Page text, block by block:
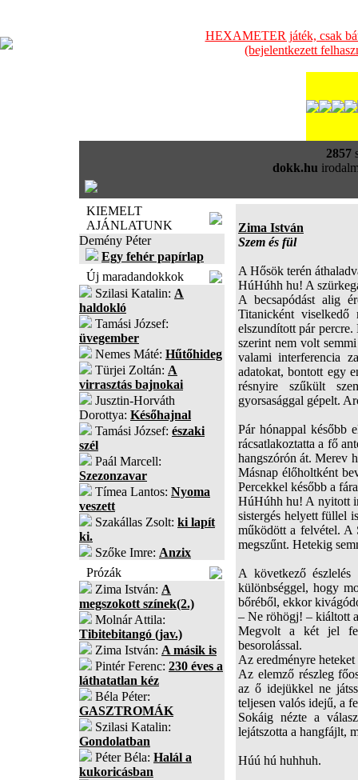
HEXAMETER játék, csak
(bejelentkezett
2857
dokk.hu
KIEMELT
AJÁNLATUNK
Demény Péter
Egy fehér papírlap
Új maradandokkok
Szilasi Katalin: A
haldokló
Tamási József:
üvegember
Nemes Máté: Hűtőhideg
Türjei Zoltán: A
virrasztás bajnokai
Jusztin-Horváth
Dorottya: Későhajnal
Tamási József: északi
szél
Paál Marcell:
Szezonzavar
Tímea Lantos: Nyoma
veszett
Szakállas Zsolt: ki lapít
ki.
Szőke Imre: Anzix
Prózák
Zima István: A
megszokott színek(2.)
Molnár Attila:
Tibitebitangó (jav.)
Zima István: A másik is
Pintér Ferenc: 230 éves a
láthatatlan kéz
Béla Péter:
GASZTROMÁK
Szilasi Katalin:
Gondolatban
Péter Béla: Halál a
kukoricásban
Zima István
Szem és fül
A Hősök terén
HúHúhh hu! A
A becsapódást alig
Titanicként
elszundított pár
szerint nem volt
valami interferencia
adatokat, bontott egy
résnyire szűkült
gyorsasággal gépelt.
Pár hónappal később
rácsatlakoztatta a fő
hangszórón át. Merev
Másnap élőholtként
Percekkel később a
HúHúhh hu! A nyitott
sistergés helyett füllel
működött a felvétel. A
megszűnt. Hetekig
A következő
különbséggel, hogy
bőréből, ekkor
– Ne röhögj! – kiáltott
Megvolt a két jel
besorolással.
Az eredményre heteket
Az elemző részleg
az ő idejükkel ne
teljesen valós idejű, a
Sokáig nézte a
lejátszotta a hangfájlt,
Húú hú huhhuh.